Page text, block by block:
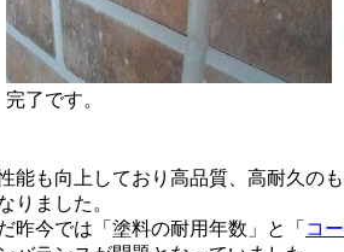
完了です。
能も向上しており高品質、高耐久のも
りました。
昨今では「塗料の耐用年数」と「 コー